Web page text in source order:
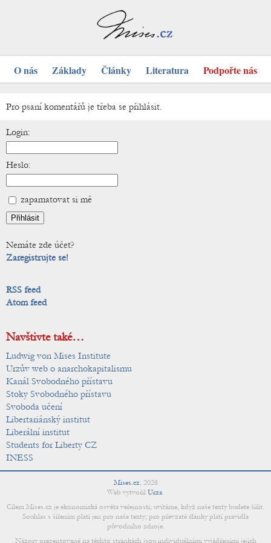
O nás Základy Články Literatura Podpořte nás
Pro psaní komentářů je třeba se přihlásit.
Login:
Heslo:
zapamatovat si mě
Nemáte zde účet?
Zaregistrujte se!
RSS feed
Atom feed
Navštivte také…
Ludwig von Mises Institute
Urzův web o anarchokapitalismu
Kanál Svobodného přístavu
Stoky Svobodného přístavu
Svoboda učení
Libertariánský institut
Liberální institut
Students for Liberty CZ
INESS
Mises.cz, 2026
Web vytvořil Urza.
Cílem Mises.cz je ekonomická osvěta veřejnosti; uvítáme, když naše texty budete šířit.
Souhlas s šířením platí jen pro naše texty; pro převzaté články platí pravidla
původního zdroje.
Názory prezentované na těchto stránkách jsou individuálními vyjádřeními jejich